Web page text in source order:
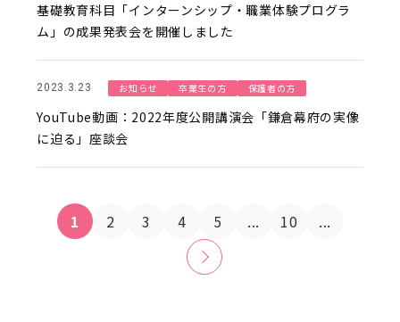
基礎教育科目「インターンシップ・職業体験プログラ
ム」の成果発表会を開催しました
2023.3.23 お知らせ 卒業生の方 保護者の方
YouTube動画：2022年度公開講演会「鎌倉幕府の実像
に迫る」座談会
1 2 3 4 5 ... 10
...
»